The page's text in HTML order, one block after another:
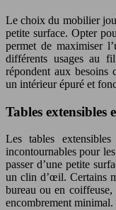
Le choix du mobilier
petite surface. Opter
permet de maximiser
différents usages au
répondent aux besoins
un intérieur épuré et
Tables extensibles
Les tables
incontournables pour
passer d’une petite
un clin d’œil. Certains
bureau ou en
encombrement minimal.